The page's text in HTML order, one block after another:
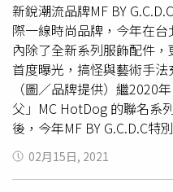
新銳潮流品牌MF BY
際一線時尚品牌，今年在
內除了全新系列服飾配件
首度曝光，搞怪與藝術手法
（圖／品牌提供）繼2020
父」MC HotDog 的聯名系
後，今年MF BY G.C.D.C特
業家的網路紅人周揚青，
列創作。（圖／品牌提供
霸氣的形象注入本次的聯
02月15日, 2021